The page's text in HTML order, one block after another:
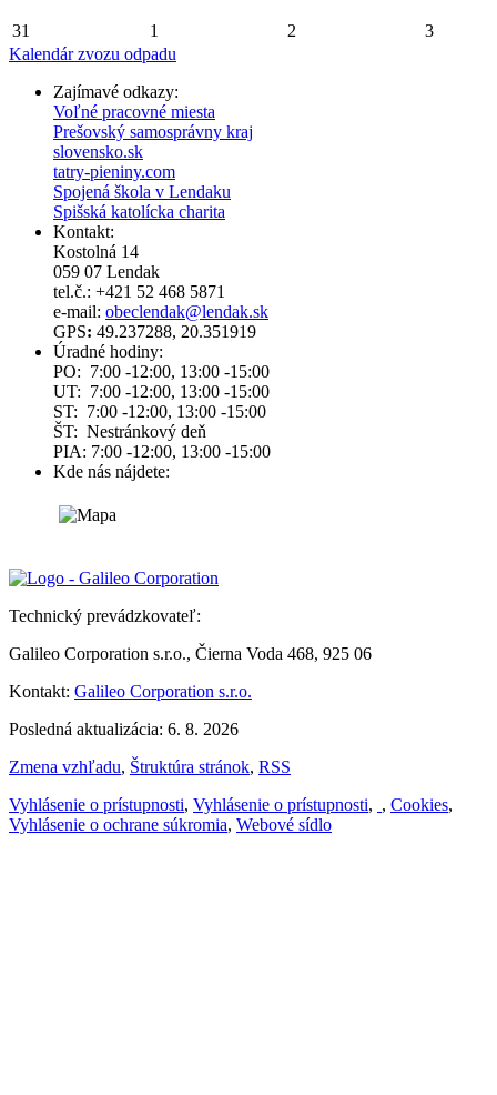
31 1 2
3
Kalendár zvozu odpadu
Zajímavé odkazy:
Voľné pracovné miesta
Prešovský samosprávny kraj
slovensko.sk
tatry-pieniny.com
Spojená škola v Lendaku
Spišská katolícka charita
Kontakt:
Kostolná 14
059 07 Lendak
tel.č.: +421 52 468 5871
e-mail: obeclendak@lendak.sk
GPS: 49.237288, 20.351919
Úradné hodiny:
PO: 7:00 -12:00, 13:00 -15:00
UT: 7:00 -12:00, 13:00 -15:00
ST: 7:00 -12:00, 13:00 -15:00
ŠT: Nestránkový deň
PIA: 7:00 -12:00, 13:00 -15:00
Kde nás nájdete:
Technický prevádzkovateľ:
Galileo Corporation s.r.o., Čierna Voda 468, 925 06
Kontakt: Galileo Corporation s.r.o.
Posledná aktualizácia: 6. 8. 2026
Zmena vzhľadu, Štruktúra stránok, RSS
Vyhlásenie o prístupnosti, Vyhlásenie o prístupnosti, , Cookies,
Vyhlásenie o ochrane súkromia, Webové sídlo